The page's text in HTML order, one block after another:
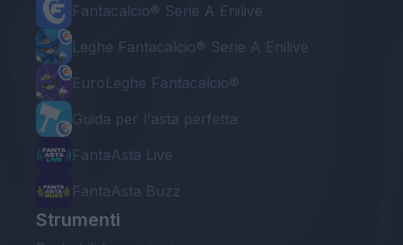
Fantacalcio® Serie A Enilive
Leghe Fantacalcio® Serie A Enilive
EuroLeghe Fantacalcio®
Guida per l'asta perfetta
FantaAsta Live
FantaAsta Buzz
Strumenti